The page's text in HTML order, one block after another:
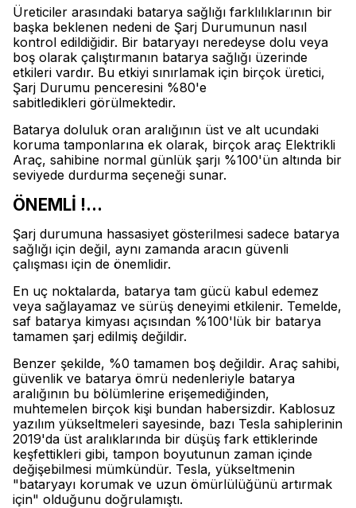
Üreticiler arasındaki batarya sağlığı farklılıklarının bir
başka beklenen nedeni de Şarj Durumunun nasıl
kontrol edildiğidir. Bir bataryayı neredeyse dolu veya
boş olarak çalıştırmanın batarya sağlığı üzerinde
etkileri vardır. Bu etkiyi sınırlamak için birçok üretici,
Şarj Durumu penceresini %80'e
sabitledikleri görülmektedir.
Batarya doluluk oran aralığının üst ve alt ucundaki
koruma tamponlarına ek olarak, birçok araç Elektrikli
Araç, sahibine normal günlük şarjı %100'ün altında bir
seviyede durdurma seçeneği sunar.
ÖNEMLİ !...
Şarj durumuna hassasiyet gösterilmesi sadece batarya
sağlığı için değil, aynı zamanda aracın güvenli
çalışması için de önemlidir.
En uç noktalarda, batarya tam gücü kabul edemez
veya sağlayamaz ve sürüş deneyimi etkilenir. Temelde,
saf batarya kimyası açısından %100'lük bir batarya
tamamen şarj edilmiş değildir.
Benzer şekilde, %0 tamamen boş değildir. Araç sahibi,
güvenlik ve batarya ömrü nedenleriyle batarya
aralığının bu bölümlerine erişemediğinden,
muhtemelen birçok kişi bundan habersizdir. Kablosuz
yazılım yükseltmeleri sayesinde, bazı Tesla sahiplerinin
2019'da üst aralıklarında bir düşüş fark ettiklerinde
keşfettikleri gibi, tampon boyutunun zaman içinde
değişebilmesi mümkündür. Tesla, yükseltmenin
"bataryayı korumak ve uzun ömürlülüğünü artırmak
için" olduğunu doğrulamıştı.